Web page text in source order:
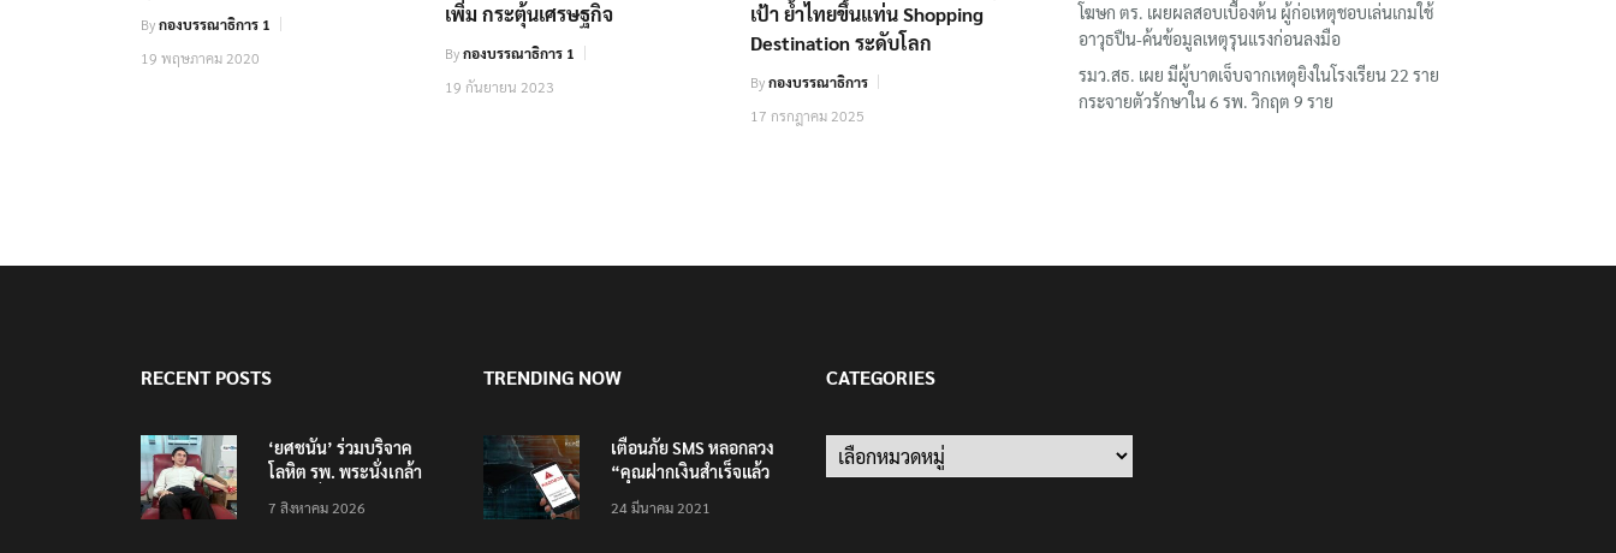
Byกองบรรณาธิการ 1
19 พฤษภาคม 2020
เพิ่ม กระตุ้นเศรษฐกิจ
Byกองบรรณาธิการ 1
19 กันยายน 2023
เป้า ย้ำไทยขึ้นแท่น Shopping
Destination ระดับโลก
Byกองบรรณาธิการ
17 กรกฎาคม 2025
โฆษก ตร. เผยผลสอบเบื้องต้น ผู้ก่อเหตุชอบเล่นเกมใช้
อาวุธปืน-ค้นข้อมูลเหตุรุนแรงก่อนลงมือ
รมว.สธ. เผย มีผู้บาดเจ็บจากเหตุยิงในโรงเรียน 22 ราย
กระจายตัวรักษาใน 6 รพ. วิกฤต 9 ราย
RECENT POSTS
‘ยศชนัน’ ร่วมบริจาค
โลหิต รพ. พระนั่งเกล้า
เทพศิรินทร์ นนทบุรี
7 สิงหาคม 2026
TRENDING NOW
เตือนภัย SMS หลอกลวง
“คุณฝากเงินสำเร็จแล้ว
200,000 บาท”
24 มีนาคม 2021
CATEGORIES
Categories